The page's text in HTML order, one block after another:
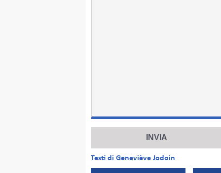
Testi di Geneviève Jodoin